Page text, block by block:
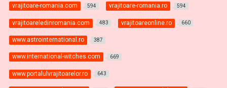
vrajitoare-romania.com 594 vrajitoare-romania.ro 594
vrajitoareledinromania.com 483 vrajitoareonline.ro 660
www.astrointernational.ro 387
www.international-witches.com 669
www.portalulvrajitoarelor.ro 643